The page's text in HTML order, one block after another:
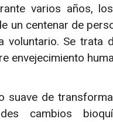
varios años,
un centenar de
Se trata
envejecimiento
suave de
cambios